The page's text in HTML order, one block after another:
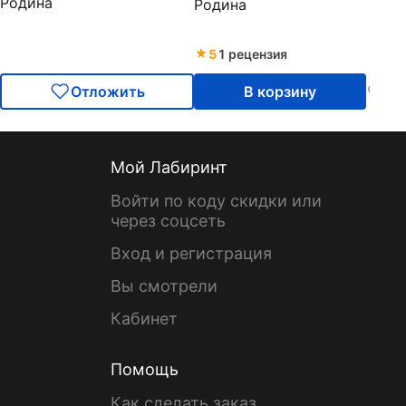
Отложить
Родина
51 рецензия
В корзину
Мой Лабиринт
Войти по коду скидки или
через соцсеть
Вход и регистрация
Вы смотрели
Кабинет
Помощь